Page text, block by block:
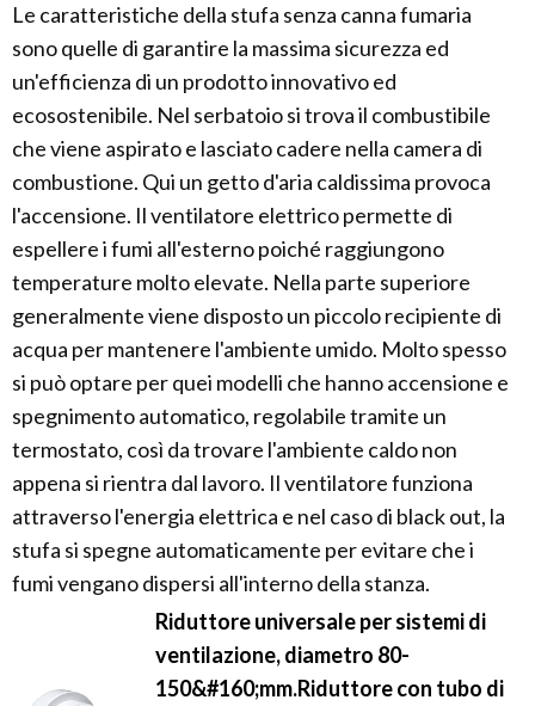
Le caratteristiche della stufa senza canna fumaria
sono quelle di garantire la massima sicurezza ed
un'efficienza di un prodotto innovativo ed
ecosostenibile. Nel serbatoio si trova il combustibile
che viene aspirato e lasciato cadere nella camera di
combustione. Qui un getto d'aria caldissima provoca
l'accensione. Il ventilatore elettrico permette di
espellere i fumi all'esterno poiché raggiungono
temperature molto elevate. Nella parte superiore
generalmente viene disposto un piccolo recipiente di
acqua per mantenere l'ambiente umido. Molto spesso
si può optare per quei modelli che hanno accensione e
spegnimento automatico, regolabile tramite un
termostato, così da trovare l'ambiente caldo non
appena si rientra dal lavoro. Il ventilatore funziona
attraverso l'energia elettrica e nel caso di black out, la
stufa si spegne automaticamente per evitare che i
fumi vengano dispersi all'interno della stanza.
Riduttore universale per sistemi di
ventilazione, diametro 80-
150&#160;mm.Riduttore con tubo di